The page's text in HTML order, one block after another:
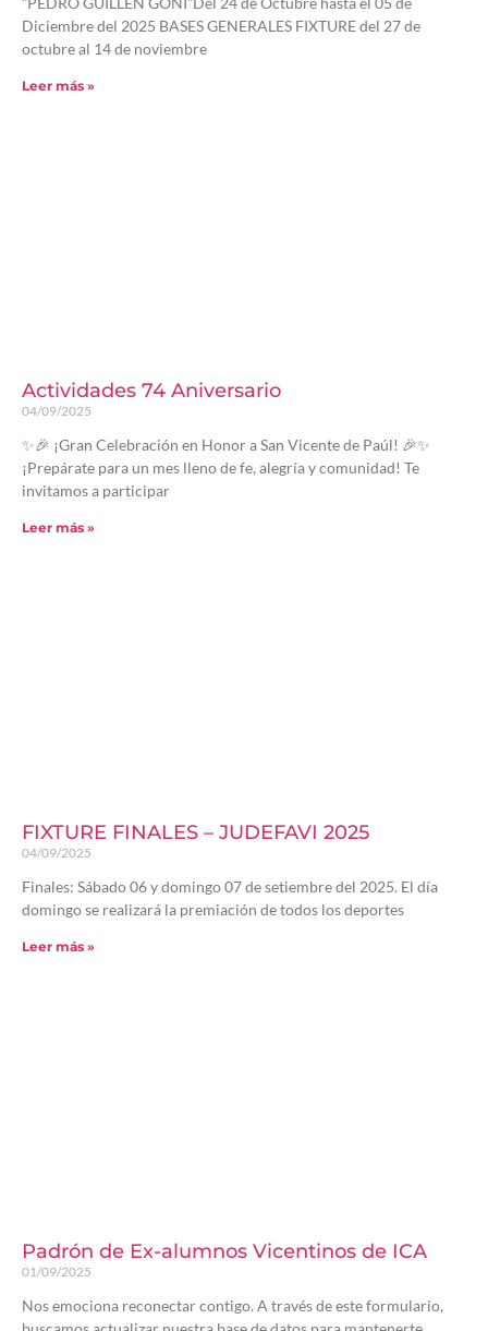
Diciembre del 2025 BASES GENERALES FIXTURE del 27 de
octubre al 14 de noviembre
Leer más »
Actividades 74 Aniversario
04/09/2025
✨🎉 ¡Gran Celebración en Honor a San Vicente de Paúl! 🎉✨
¡Prepárate para un mes lleno de fe, alegría y comunidad! Te
invitamos a participar
Leer más »
FIXTURE FINALES – JUDEFAVI 2025
04/09/2025
Finales: Sábado 06 y domingo 07 de setiembre del 2025. El día
domingo se realizará la premiación de todos los deportes
Leer más »
Padrón de Ex-alumnos Vicentinos de ICA
01/09/2025
Nos emociona reconectar contigo. A través de este formulario,